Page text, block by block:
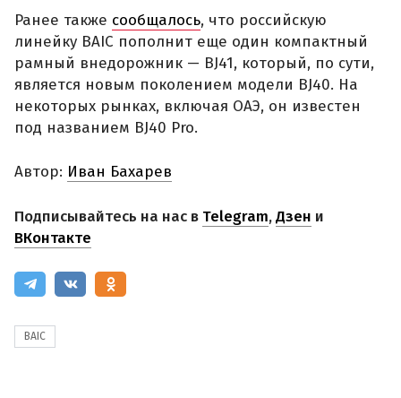
Ранее также сообщалось, что российскую
линейку BAIC пополнит еще один компактный
рамный внедорожник — BJ41, который, по сути,
является новым поколением модели BJ40. На
некоторых рынках, включая ОАЭ, он известен
под названием BJ40 Pro.
Автор: Иван Бахарев
Подписывайтесь на нас в Telegram,Дзен и
ВКонтакте
BAIC